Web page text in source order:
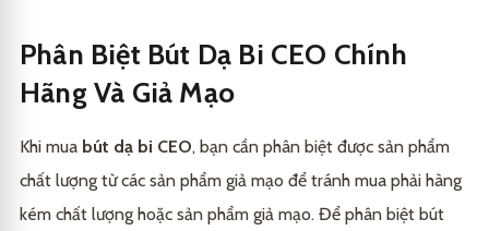
Phân Biệt Bút Dạ Bi CEO Chính
Hãng Và Giả Mạo
Khi mua bút dạ bi CEO, bạn cần phân biệt được sản phẩm
chất lượng từ các sản phẩm giả mạo để tránh mua phải hàng
kém chất lượng hoặc sản phẩm giả mạo. Để phân biệt bút